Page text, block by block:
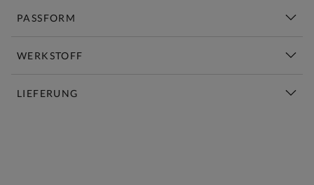
PASSFORM
WERKSTOFF
LIEFERUNG